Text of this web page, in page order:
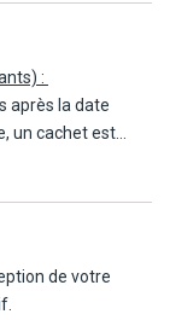
les entrées dans
Picchu, qui
faire découvrir
confort et
:
après la date
un cachet est
jours autorisés
considéré en
de votre